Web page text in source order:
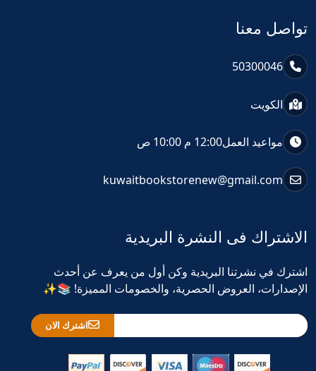
تواصل معنا
50300046
الكويت
مواعيد العمل12:00 م 10:00 ص
kuwaitbookstorenew@gmail.com
الاشتراك فى النشرة البريدية
اشترك في نشرتنا البريدية وكن أول من يعرف عن أحدث
الإصدارات، العروض الحصرية، والخصومات المميزة! 📚✨
اشترك الان